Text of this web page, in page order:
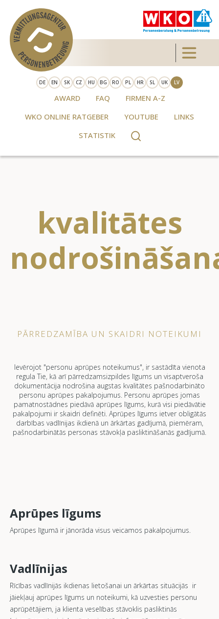
Skip to main content Toggle
DE EN SK CZ HU BG RO PL HR SL UK LV
AWARD FAQ
FIRMEN A-Z
WKO ONLINE RATGEBER
YOUTUBE
LINKS
STATISTIK
kvalitātes
PĀRREDZAMĪBA UN SKAIDRI NOTEIKUMI
Ievērojot "personu aprūpes noteikumus", ir sastādīta vienota
regula Tie, kā arī pārredzamsizpildes līgums un visaptveroša
dokumentācija nodrošina augstas kvalitātes pašnodarbināto
personu aprūpes pakalpojumus. Personu aprūpes jomas
pamatnostādnes piedāvā aprūpes līgums, kurā visi piedāvātie
pakalpojumi ir skaidri definēti. Aprūpes līgums ietver obligātās
darbības vadlīnijas ikdienā un ārkārtas gadījumā, piemēram,
pašnodarbinātās personas stāvokļa pasliktināšanās gadījumā.
Aprūpes līgums
Aprūpes līgumā ir jānorāda visus veicamos pakalpojumus.
Vadlīnijas
Rīcības vadlīnijās ikdienas lietošanai un ārkārtas situācijās ir
jāiekļauj aprūpes līgums un noteikumi, kā uzvesties personu
aprūpētājiem, ja klienta veselības stāvoklis pasliktinās